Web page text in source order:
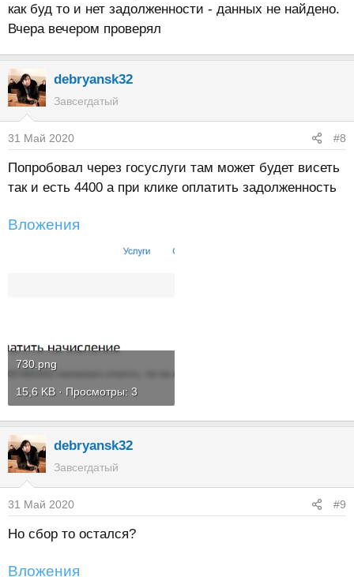
как буд то и нет задолженности - данных не найдено.
Вчера вечером проверял
debryansk32
Завсегдатый
31 Май 2020 #8
Попробовал через госуслуги там может будет висеть
так и есть 4400 а при клике оплатить задолженность
Вложения
730.png
15,6 KB · Просмотры: 3
debryansk32
Завсегдатый
31 Май 2020 #9
Но сбор то остался?
Вложения